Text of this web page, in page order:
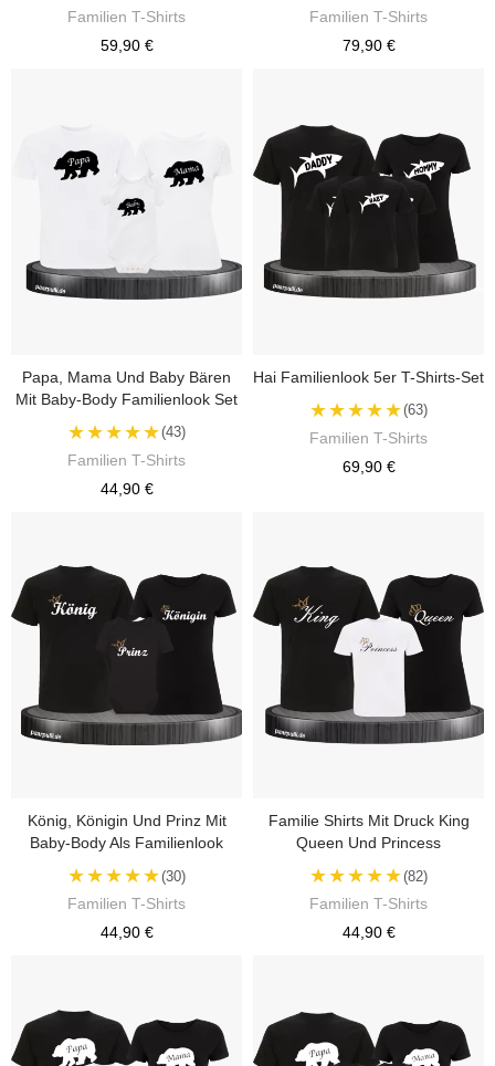
Familien T-Shirts
59,90 €
Familien T-Shirts
79,90 €
Papa, Mama Und Baby Bären
Mit Baby-Body Familienlook Set
★★★★★(43)
Familien T-Shirts
44,90 €
Hai Familienlook 5er T-Shirts-Set
★★★★★(63)
Familien T-Shirts
69,90 €
König, Königin Und Prinz Mit
Baby-Body Als Familienlook
★★★★★(30)
Familien T-Shirts
44,90 €
Familie Shirts Mit Druck King
Queen Und Princess
★★★★★(82)
Familien T-Shirts
44,90 €